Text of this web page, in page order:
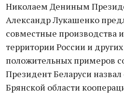
Николаем Дениным
Александр Лукашенко
совместные производства
территории России и
положительных примеров
Президент Беларуси
Брянской области